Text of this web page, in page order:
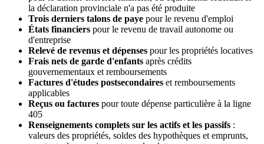
la déclaration provinciale n'a pas été produite
Trois derniers talons de paye pour le revenu d'emploi
États financiers pour le revenu de travail autonome ou
d'entreprise
Relevé de revenus et dépenses pour les propriétés locatives
Frais nets de garde d'enfants après crédits
gouvernementaux et remboursements
Factures d'études postsecondaires et remboursements
applicables
Reçus ou factures pour toute dépense particulière à la ligne
405
Renseignements complets sur les actifs et les passifs :
valeurs des propriétés, soldes des hypothèques et emprunts,